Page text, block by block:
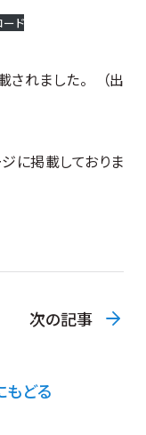
ド
されました。 （出
に掲載しておりま
もどる
次の記事